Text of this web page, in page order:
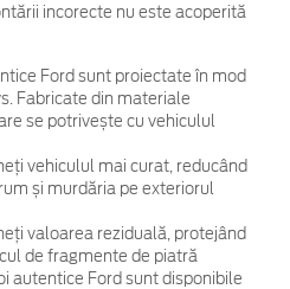
incorecte nu este acoperită
Ford sunt proiectate în mod
Fabricate din materiale
se potrivește cu vehiculul
vehiculul mai curat, reducând
și murdăria pe exteriorul
valoarea reziduală, protejând
de fragmente de piatră
autentice Ford sunt disponibile